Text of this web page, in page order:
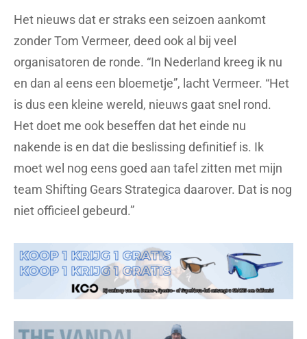
Het nieuws dat er straks een seizoen aankomt
zonder Tom Vermeer, deed ook al bij veel
organisatoren de ronde. “In Nederland kreeg ik nu
en dan al eens een bloemetje”, lacht Vermeer. “Het
is dus een kleine wereld, nieuws gaat snel rond.
Het doet me ook beseffen dat het einde nu
nakende is en dat die beslissing definitief is. Ik
moet wel nog eens goed aan tafel zitten met mijn
team Shifting Gears Strategica daarover. Dat is nog
niet officieel gebeurd.”